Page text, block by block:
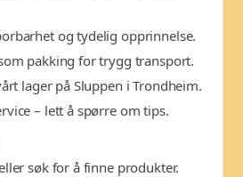
og tydelig opprinnelse.
pakking for trygg transport.
lager på Sluppen i Trondheim.
– lett å spørre om tips.
søk for å finne produkter.